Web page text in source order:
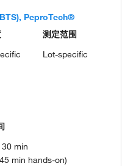
PeproTech®
测定范围
Lot-specific
min
min hands-on)